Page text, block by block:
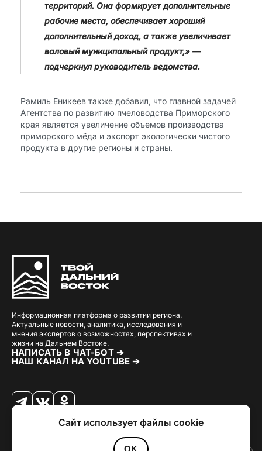
территорий. Она формирует дополнительные
рабочие места, обеспечивает хороший
дополнительный доход, а также увеличивает
валовый муниципальный продукт,» —
подчеркнул руководитель ведомства.
Рамиль Еникеев также добавил, что главной задачей
Агентства по развитию пчеловодства Приморского
края является увеличение объемов производства
приморского мёда и экспорт экологически чистого
продукта в другие регионы и страны.
Информационная платформа о развитии региона.
Актуальные новости, аналитика, исследования и
мнения экспертов о возможностях, перспективах и
жизни на Дальнем Востоке.
НАПИСАТЬ В ЧАТ-БОТ ➔
НАШ КАНАЛ НА YOUTUBE ➔
. РазработкаLoimi.
Политика конфиденциальности
Сайт использует файлы cookie
OK